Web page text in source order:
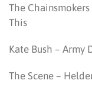
The
This
Kate Bush – Army
The Scene –